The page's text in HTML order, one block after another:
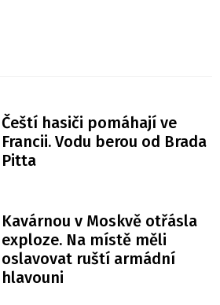
Čeští hasiči pomáhají ve
Francii. Vodu berou od Brada
Pitta
Kavárnou v Moskvě otřásla
exploze. Na místě měli
oslavovat ruští armádní
hlavouni